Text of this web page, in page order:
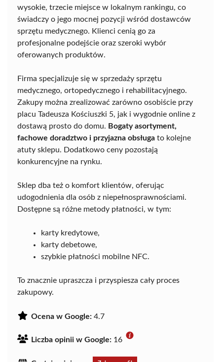
wysokie, trzecie miejsce w lokalnym rankingu, co
świadczy o jego mocnej pozycji wśród dostawców
sprzętu medycznego. Klienci cenią go za
profesjonalne podejście oraz szeroki wybór
oferowanych produktów.
Firma specjalizuje się w sprzedaży sprzętu
medycznego, ortopedycznego i rehabilitacyjnego.
Zakupy można zrealizować zarówno osobiście przy
placu Tadeusza Kościuszki 5, jak i wygodnie online z
dostawą prosto do domu. Bogaty asortyment,
fachowe doradztwo i przyjazna obsługa to kolejne
atuty sklepu. Dodatkowo ceny pozostają
konkurencyjne na rynku.
Sklep dba też o komfort klientów, oferując
udogodnienia dla osób z niepełnosprawnościami.
Dostępne są różne metody płatności, w tym:
karty kredytowe,
karty debetowe,
szybkie płatności mobilne NFC.
To znacznie upraszcza i przyspiesza cały proces
zakupowy.
Ocena w Google: 4.7
Liczba opinii w Google: 16